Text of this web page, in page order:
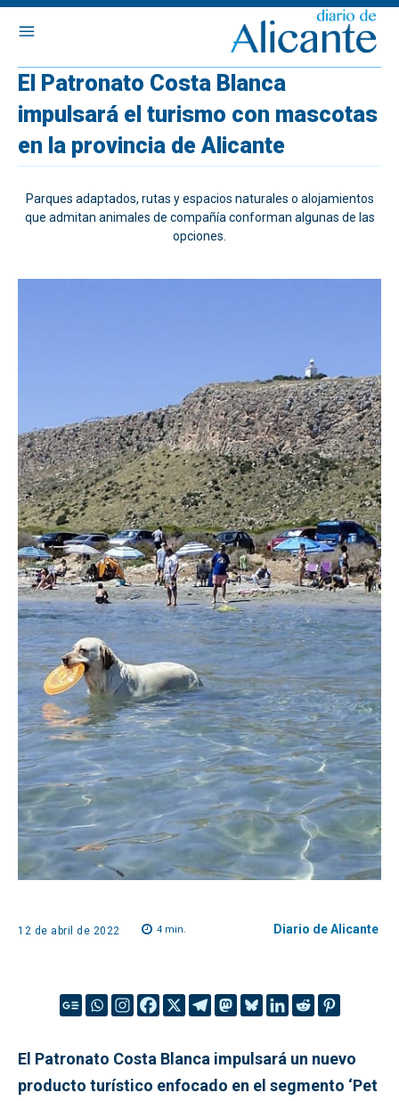
El Patronato Costa Blanca
impulsará el turismo con mascotas
en la provincia de Alicante
Parques adaptados, rutas y espacios naturales o alojamientos
que admitan animales de compañía conforman algunas de las
opciones.
12 de abril de 2022 4min. Diario de Alicante
El Patronato Costa Blanca impulsará un nuevo
producto turístico enfocado en el segmento ‘Pet